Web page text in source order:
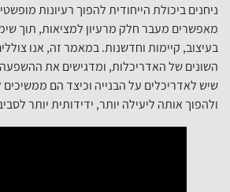
ניחנים ביכולת הייחודית להפוך רעיונות
מאפשרים מעבר חלק מרעיון למציאות, תוך
בעיצוב, קיימות וחדשנות. במאמר זה, אנו
השונים של האדריכלות, ומדגישים את
שיש לאדריכלים על הבנייה וכיצד הם
ולהפוך אותה ליעילה יותר, ידידותית יותר